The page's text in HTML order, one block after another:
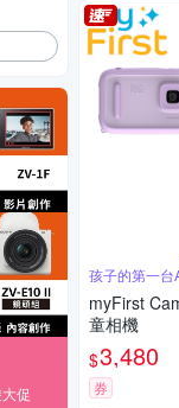
促
孩子的第一台
myFirst
童相機
$3,480
券